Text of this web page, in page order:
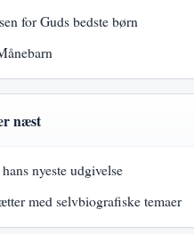
for Guds bedste børn
næst
nyeste udgivelse
med selvbiografiske temaer